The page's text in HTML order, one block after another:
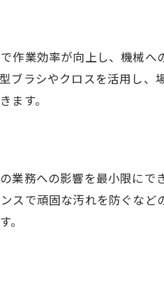
作業効率が向上し、機械へ
ブラシやクロスを活用し、
ます。
業務への影響を最小限にで
スで頑固な汚れを防ぐなど